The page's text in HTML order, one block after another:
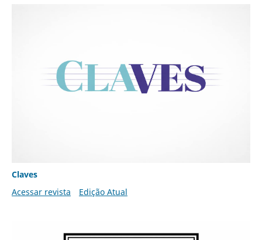
Claves
Acessar revista
Edição Atual